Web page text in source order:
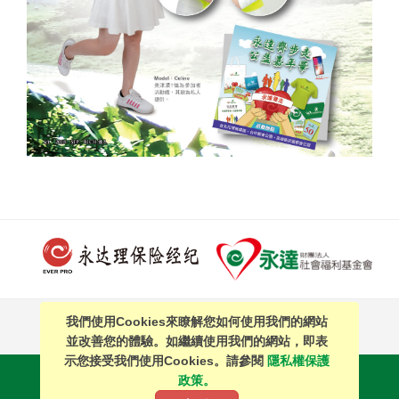
PAGE TOP
站內搜尋｜
我們使用Cookies來瞭解您如何使用我們的網站
並改善您的體驗。如繼續使用我們的網站，即表
示您接受我們使用Cookies。請參閱 隱私權保護
政策。